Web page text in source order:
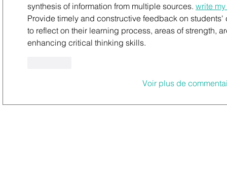
synthesis of information from multiple sources. write
Provide timely and constructive feedback on
to reflect on their learning process, areas of strength,
enhancing critical thinking skills.
Voir plus de